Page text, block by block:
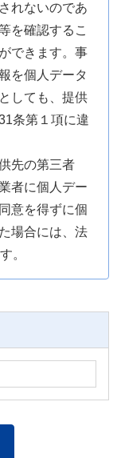
れないのであ
を確認するこ
できます。事
を個人データ
しても、提供
条第１項に違
先の第三者
者に個人デー
意を得ずに個
場合には、法
。